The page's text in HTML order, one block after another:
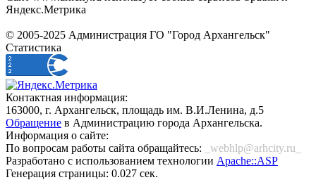
Яндекс.Метрика
© 2005-2025 Администрация ГО "Город Архангельск"
Статистика
Контактная информация:
163000, г. Архангельск, площадь им. В.И.Ленина, д.5
Обращение в Администрацию города Архангельска.
Информация о сайте:
По вопросам работы сайта обращайтесь:
_webhlp@arhcity.ru_
Разработано с использованием технологии Apache::ASP
Генерация страницы: 0.027 сек.